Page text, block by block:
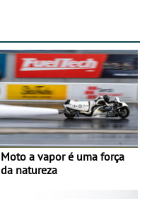
Moto a vapor é uma força
da natureza